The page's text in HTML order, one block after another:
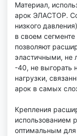
Материал,
арок ЭЛАСТОР.
низкого
в своем
позволяют
эластичными, не
-40, не выгорать
нагрузки,
арок в самых
Крепления
использованием
оптимальным